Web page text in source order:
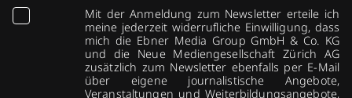
Mit der Anmeldung zum Newsletter erteile ich
meine jederzeit widerrufliche Einwilligung, dass
mich die Ebner Media Group GmbH & Co. KG
und die Neue Mediengesellschaft Zürich AG
zusätzlich zum Newsletter ebenfalls per E-Mail
über eigene journalistische Angebote,
Veranstaltungen und Weiterbildungsangebote,